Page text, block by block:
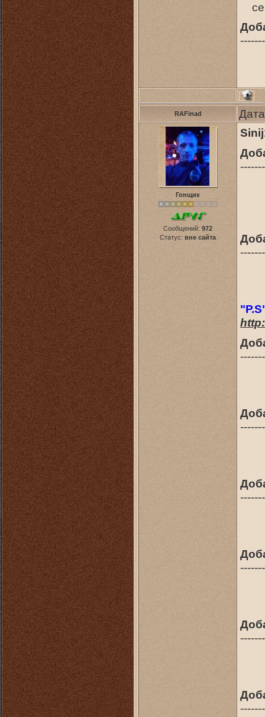
RAFinad
Гонщик
Сообщений: 972
Статус: вне сайта